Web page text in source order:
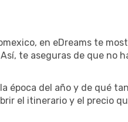
en eDreams te
te aseguras de que no
época del año y de qué
el itinerario y el precio